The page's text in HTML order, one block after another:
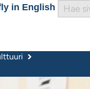
in English